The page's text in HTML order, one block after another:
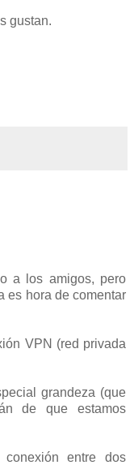
gustan.
a los amigos, pero
es hora de comentar
VPN (red privada
grandeza (que
de que estamos
entre dos